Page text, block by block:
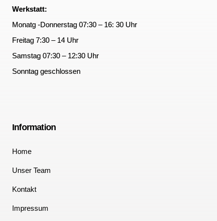
Werkstatt:
Monatg -Donnerstag 07:30 – 16: 30 Uhr
Freitag 7:30 – 14 Uhr
Samstag 07:30 – 12:30 Uhr
Sonntag geschlossen
Information
Home
Unser Team
Kontakt
Impressum